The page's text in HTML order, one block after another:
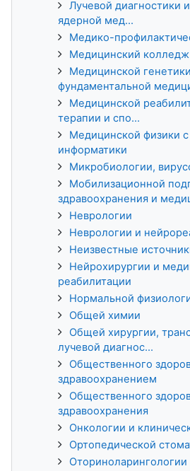
Лучевой диагностики
ядерной мед...
Медико-
Медицинский колледж
Медицинской
фундаментальной
Медицинской
терапии и спо...
Медицинской физики
информатики
Микробиологии,
Мобилизационной
здравоохранения и
Неврологии
Неврологии и
Неизвестные
Нейрохирургии и
реабилитации
Нормальной
Общей химии
Общей хирургии,
лучевой диагнос...
Общественного
здравоохранением
Общественного
здравоохранения
Онкологии и
Ортопедической
Оториноларингологии